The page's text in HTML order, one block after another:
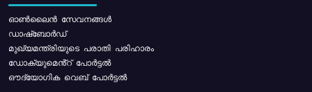
ഓൺലൈൻ സേവനങ്ങൾ
ഡാഷ്ബോർഡ്
മുഖ്യമന്ത്രിയുടെ പരാതി പരിഹാരം
ഡോക്യുമെൻ്റ് പോർട്ടൽ
ഔദ്യോഗിക വെബ് പോർട്ടൽ